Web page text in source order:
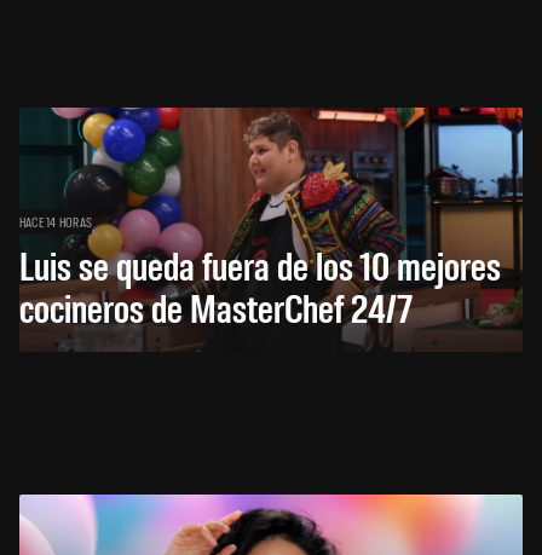
HACE 14 HORAS
Luis se queda fuera de los 10 mejores
cocineros de MasterChef 24/7